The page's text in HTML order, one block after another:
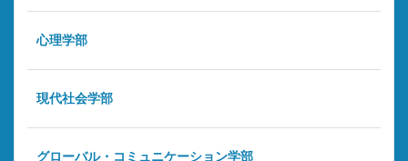
心理学部
現代社会学部
グローバル・コミュニケーション学部